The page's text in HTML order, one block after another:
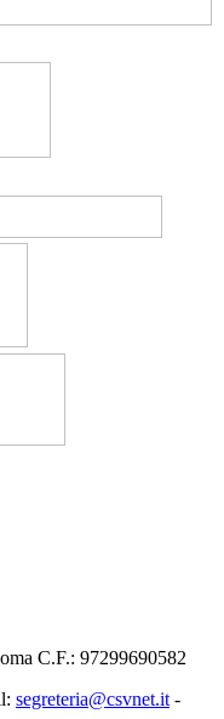
C.F.: 97299690582
segreteria@csvnet.it -